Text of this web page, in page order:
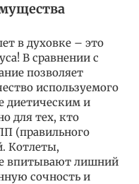
в духовке – это
В сравнении с
позволяет
используемого
диетическим и
для тех, кто
(правильного
Котлеты,
впитывают лишний
сочность и